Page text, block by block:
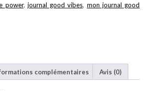
power, journal good vibes, mon journal good
complémentaires Avis (0)